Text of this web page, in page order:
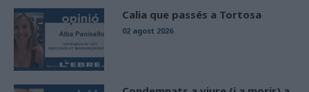
Calia que passés a Tortosa
02 agost 2026